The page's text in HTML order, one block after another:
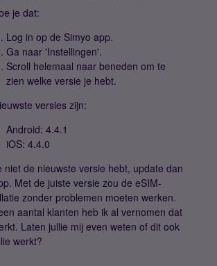
je dat:
Log in op de Simyo app.
Ga naar 'Instellingen'.
Scroll helemaal naar beneden om te
zien welke versie je hebt.
versies zijn:
Android: 4.4.1
iOS: 4.4.0
niet de nieuwste versie hebt, update dan
Met de juiste versie zou de eSIM-
zonder problemen moeten werken.
aantal klanten heb ik al vernomen dat
Laten jullie mij even weten of dit ook
werkt?